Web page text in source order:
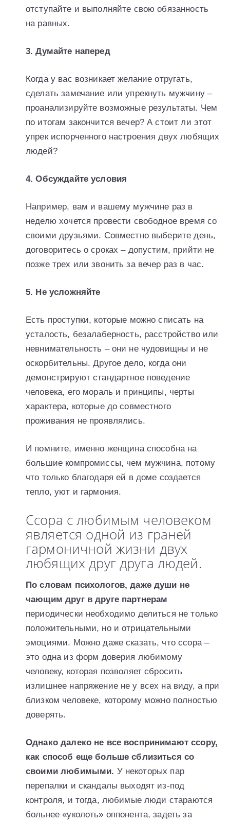
отступайте и выполняйте свою обязанность
на равных.
3. Думайте наперед
Когда у вас возникает желание отругать,
сделать замечание или упрекнуть мужчину –
проанализируйте возможные результаты. Чем
по итогам закончится вечер? А стоит ли этот
упрек испорченного настроения двух любящих
людей?
4. Обсуждайте условия
Например, вам и вашему мужчине раз в
неделю хочется провести свободное время со
своими друзьями. Совместно выберите день,
договоритесь о сроках – допустим, прийти не
позже трех или звонить за вечер раз в час.
5. Не усложняйте
Есть проступки, которые можно списать на
усталость, безалаберность, расстройство или
невнимательность – они не чудовищны и не
оскорбительны. Другое дело, когда они
демонстрируют стандартное поведение
человека, его мораль и принципы, черты
характера, которые до совместного
проживания не проявлялись.
И помните, именно женщина способна на
большие компромиссы, чем мужчина, потому
что только благодаря ей в доме создается
тепло, уют и гармония.
Ссора с любимым человеком
является одной из граней
гармоничной жизни двух
любящих друг друга людей.
По словам психологов, даже души не
чающим друг в друге партнерам
периодически необходимо делиться не только
положительными, но и отрицательными
эмоциями. Можно даже сказать, что ссора –
это одна из форм доверия любимому
человеку, которая позволяет сбросить
излишнее напряжение не у всех на виду, а при
близком человеке, которому можно полностью
доверять.
Однако далеко не все воспринимают ссору,
как способ еще больше сблизиться со
своими любимыми. У некоторых пар
перепалки и скандалы выходят из-под
контроля, и тогда, любимые люди стараются
больнее «уколоть» оппонента, задеть за